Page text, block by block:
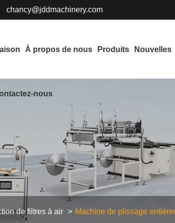
chancy@jddmachinery.com
À propos de nous Produits Nouvelles
nous
de filtres à air Machine de plissage